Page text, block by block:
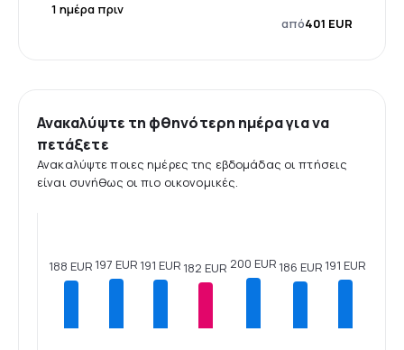
1 ημέρα πριν
από401 EUR
Ανακαλύψτε τη φθηνότερη ημέρα για να
πετάξετε
Ανακαλύψτε ποιες ημέρες της εβδομάδας οι πτήσεις
είναι συνήθως οι πιο οικονομικές.
188 EUR 197 EUR 191 EUR 182 EUR 200 EUR 186 EUR 191 EUR